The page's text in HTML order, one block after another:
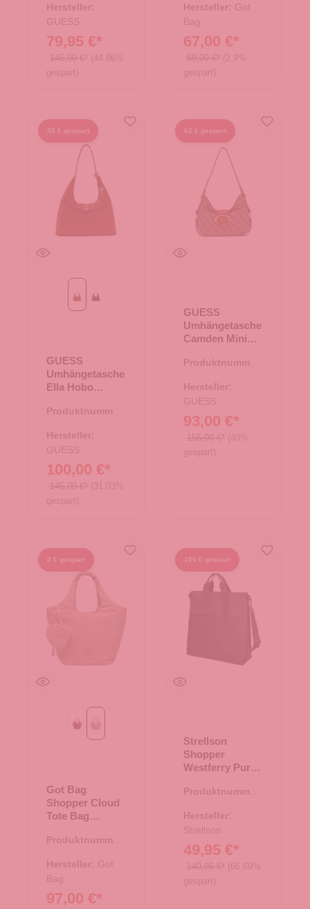
Hersteller:
GUESS
79,95 €*
145,00 €* (44.86%
gespart)
Hersteller: Got
Bag
67,00 €*
69,00 €* (2.9%
gespart)
45 € gespart
CognacEspresso
GUESS
Umhängetasche
Ella Hobo
Produktnummer:
Hersteller:
GUESS
100,00 €*
145,00 €* (31.03%
gespart)
62 € gespart
GUESS
Umhängetasche
Camden Mini
Logo/Cognac
Produktnummer:
Hersteller:
GUESS
93,00 €*
155,00 €* (40%
gespart)
2 € gespart
kraken mono
Got Bag
Shopper Cloud
Tote Bag
Produktnummer:
Hersteller: Got
Bag
97,00 €*
100 € gespart
Strellson
Shopper
Westferry Purge
Produktnummer:
Hersteller:
Strellson
49,95 €*
149,95 €* (66.69%
gespart)